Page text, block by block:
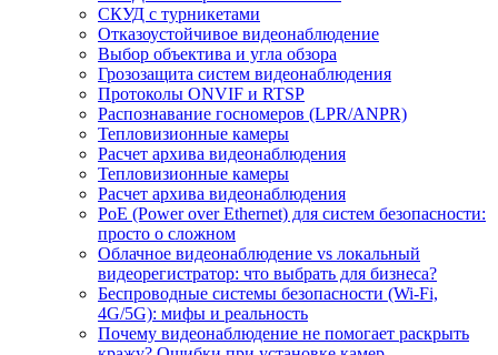
СКУД с турникетами
Отказоустойчивое видеонаблюдение
Выбор объектива и угла обзора
Грозозащита систем видеонаблюдения
Протоколы ONVIF и RTSP
Распознавание госномеров (LPR/ANPR)
Тепловизионные камеры
Расчет архива видеонаблюдения
Тепловизионные камеры
Расчет архива видеонаблюдения
PoE (Power over Ethernet) для систем безопасности:
просто о сложном
Облачное видеонаблюдение vs локальный
видеорегистратор: что выбрать для бизнеса?
Беспроводные системы безопасности (Wi-Fi,
4G/5G): мифы и реальность
Почему видеонаблюдение не помогает раскрыть